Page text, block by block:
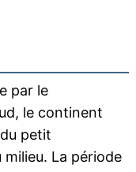
par le
le continent
petit
La période